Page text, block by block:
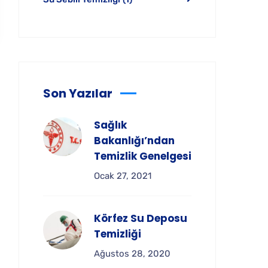
Son Yazılar
Sağlık
Bakanlığı’ndan
Temizlik Genelgesi
Ocak 27, 2021
Körfez Su Deposu
Temizliği
Ağustos 28, 2020